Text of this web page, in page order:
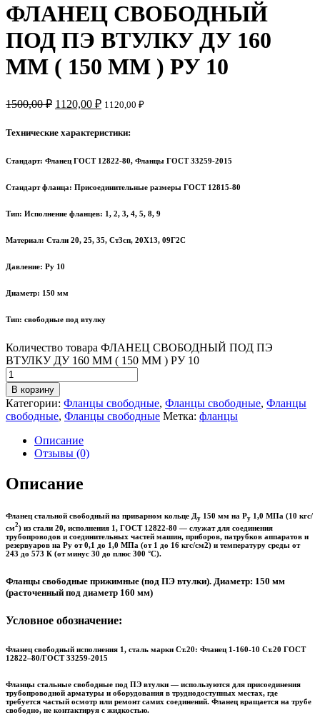
ФЛАНЕЦ СВОБОДНЫЙ
ПОД ПЭ ВТУЛКУ ДУ 160
ММ ( 150 ММ ) РУ 10
1500,00₽ 1120,00 ₽ 1120,00 ₽
Технические характеристики:
Стандарт: Фланец ГОСТ 12822-80, Фланцы ГОСТ 33259-2015
Стандарт фланца: Присоединительные размеры ГОСТ 12815-80
Тип: Исполнение фланцев: 1, 2, 3, 4, 5, 8, 9
Материал: Стали 20, 25, 35, Ст3сп, 20Х13, 09Г2С
Давление: Ру 10
Диаметр: 150 мм
Тип: свободные под втулку
Количество товара ФЛАНЕЦ СВОБОДНЫЙ ПОД ПЭ
ВТУЛКУ ДУ 160 ММ ( 150 ММ ) РУ 10
В корзину
Категории: Фланцы свободные, Фланцы свободные, Фланцы
свободные, Фланцы свободные Метка: фланцы
Описание
Отзывы (0)
Описание
Фланец стальной свободный на приварном кольце Ду 150 мм на Ру 1,0 МПа (10 кгс/
см2) из стали 20, исполнения 1, ГОСТ 12822-80 — служат для соединения
трубопроводов и соединительных частей машин, приборов, патрубков аппаратов и
резервуаров на Ру от 0,1 до 1,0 МПа (от 1 до 16 кгс/см2) и температуру среды от
243 до 573 К (от минус 30 до плюс 300 °С).
Фланцы свободные прижимные (под ПЭ втулки). Диаметр: 150 мм
(расточенный под диаметр 160 мм)
Условное обозначение:
Фланец свободный исполнения 1, сталь марки Ст.20: Фланец 1-160-10 Ст.20 ГОСТ
12822–80/ГОСТ 33259-2015
Фланцы стальные свободные под ПЭ втулки — используются для присоединения
трубопроводной арматуры и оборудования в труднодоступных местах, где
требуется частый осмотр или ремонт самих соединений. Фланец вращается на трубе
свободно, не контактируя с жидкостью.